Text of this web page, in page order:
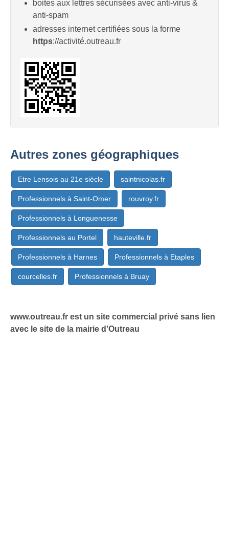
boites aux lettres sécurisées avec anti-virus &
anti-spam
adresses internet certifiées sous la forme
https://activité.outreau.fr
Autres zones géographiques
Etre Lensois au 21e siècle saintnicolas.fr
Professionnels à Saint-Omer rouvroy.fr
Professionnels à Longuenesse
Professionnels au Portel hauteville.fr
Professionnels à Harnes Professionnels à Etaples
courcelles.fr Professionnels à Bruay
www.outreau.fr est un site commercial privé sans lien
avec le site de la mairie d'Outreau